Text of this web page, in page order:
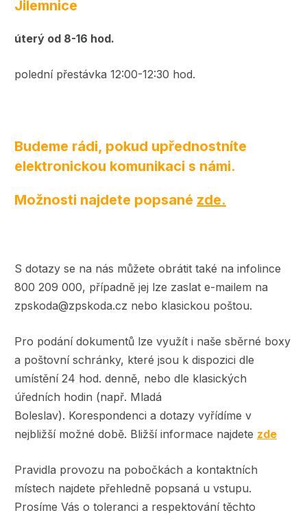
Jilemnice
úterý od 8-16 hod.
polední přestávka 12:00-12:30 hod.
Budeme rádi, pokud upřednostníte
elektronickou komunikaci s námi.
Možnosti najdete popsané zde.
S dotazy se na nás můžete obrátit také na infolince
800 209 000, případně jej lze zaslat e-mailem na
zpskoda@zpskoda.cz nebo klasickou poštou.
Pro podání dokumentů lze využít i naše sběrné boxy
a poštovní schránky, které jsou k dispozici dle
umístění 24 hod. denně, nebo dle klasických
úředních hodin (např. Mladá
Boleslav). Korespondenci a dotazy vyřídíme v
nejbližší možné době. Bližší informace najdete zde
Pravidla provozu na pobočkách a kontaktních
místech najdete přehledně popsaná u vstupu.
Prosíme Vás o toleranci a respektování těchto